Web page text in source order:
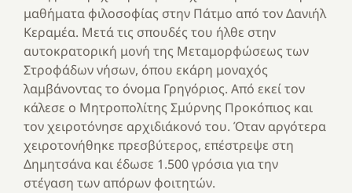
μαθήματα φιλοσοφίας στην Πάτμο από τον Δανιήλ
Κεραμέα. Μετά τις σπουδές του ήλθε στην
αυτοκρατορική μονή της Μεταμορφώσεως των
Στροφάδων νήσων, όπου εκάρη μοναχός
λαμβάνοντας το όνομα Γρηγόριος. Από εκεί τον
κάλεσε ο Μητροπολίτης Σμύρνης Προκόπιος και
τον χειροτόνησε αρχιδιάκονό του. Όταν αργότερα
χειροτονήθηκε πρεσβύτερος, επέστρεψε στη
Δημητσάνα και έδωσε 1.500 γρόσια για την
στέγαση των απόρων φοιτητών.